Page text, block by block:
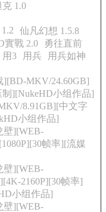
1.0
仙凡幻想 1.5.8
實戰 2.0
勇往直前
用3 用兵
用兵如神
MKV/24.60GB]
][NukeHD小组作品]
8.91GB][中文字
小组作品]
壁][WEB-
帧率][流媒
壁][WEB-
2160P][30帧率]
小组作品]
壁][WEB-